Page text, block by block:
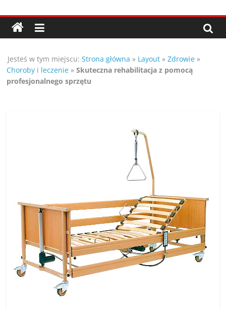
do
treści
Porady,
wskazówki
oraz
te
poradniki.
Porady
Jesteś w tym miejscu: Strona główna » Layout »Zdrowie »
Choroby i leczenie »Skuteczna rehabilitacja z pomocą
profesjonalnego sprzętu